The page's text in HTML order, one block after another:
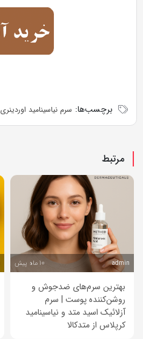
برچسب‌ها: سرم نیاسینامید اوردینری
مرتبط
admin 10 ماه پیش
بهترین سرم‌های ضدجوش و
روشن‌کننده پوست | سرم
آزلائیک اسید متد و نیاسینامید
کرپلاس از متدکالا